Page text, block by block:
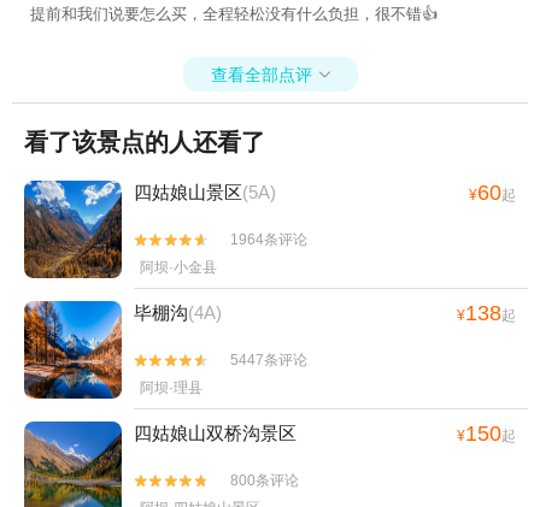
提前和我们说要怎么买，全程轻松没有什么负担，很不错👍
查看全部点评 
看了该景点的人还看了
四姑娘山景区(5A) ¥60起


1964条评论
阿坝·小金县
毕棚沟(4A) ¥138起


5447条评论
阿坝·理县
四姑娘山双桥沟景区 ¥150起


800条评论